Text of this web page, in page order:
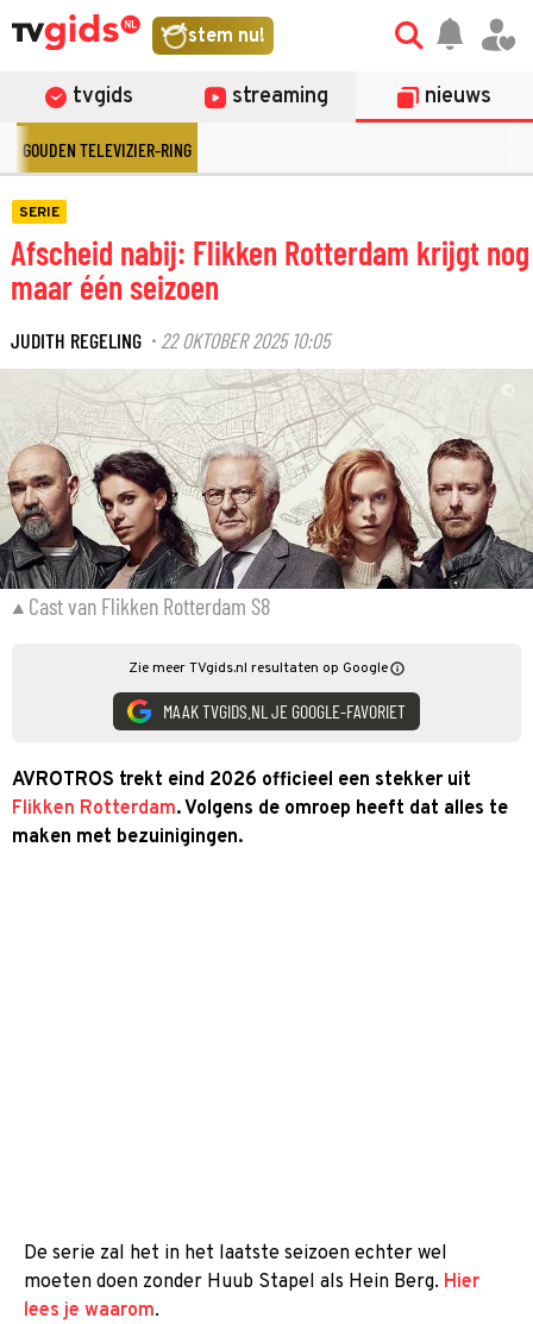
stem nu!
tvgids streaming nieuws
GOUDEN TELEVIZIER-RING
SERIE
Afscheid nabij: Flikken Rotterdam krijgt nog
maar één seizoen
JUDITH REGELING · 22 OKTOBER 2025 10:05
©
Cast van Flikken Rotterdam S8
Zie meer TVgids.nl resultaten op Google
MAAK TVGIDS.NL JE GOOGLE-FAVORIET
AVROTROS trekt eind 2026 officieel een stekker uit
Flikken Rotterdam. Volgens de omroep heeft dat alles te
maken met bezuinigingen.
De serie zal het in het laatste seizoen echter wel
moeten doen zonder Huub Stapel als Hein Berg. Hier
lees je waarom.